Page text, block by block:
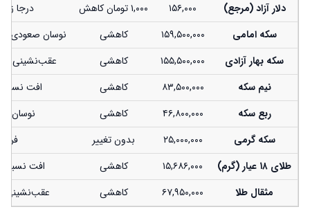
دلار آزاد (مرجع)
۱۵۶,۰۰۰ ۱,۰۰۰ تومان کاهش
درجا
سکه امامی
۱۵۹,۵۰۰,۰۰۰ کاهشی
نوسان صعودی
سکه بهار آزادی
۱۵۵,۵۰۰,۰۰۰ کاهشی
عقب‌نشینی به نیمه
نیم سکه
۸۳,۵۰۰,۰۰۰ کاهشی
افت نسبت
ربع سکه
۴۶,۸۰۰,۰۰۰ کاهشی
نوسان در
سکه گرمی
۲۵,۰۰۰,۰۰۰ بدون تغییر
طلای ۱۸ عیار (گرم)
۱۵,۶۸۶,۰۰۰ کاهشی
افت نسبت
مثقال طلا
۶۷,۹۵۰,۰۰۰ کاهشی عقب‌نشینی به زیر